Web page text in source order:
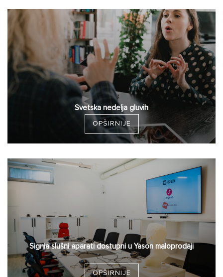
Svetska nedelja gluvih
OPŠIRNIJE
Signia slušni aparati dostupni u Yason maloprodaji
OPŠIRNIJE